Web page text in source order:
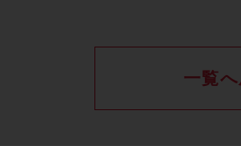
一覧へ